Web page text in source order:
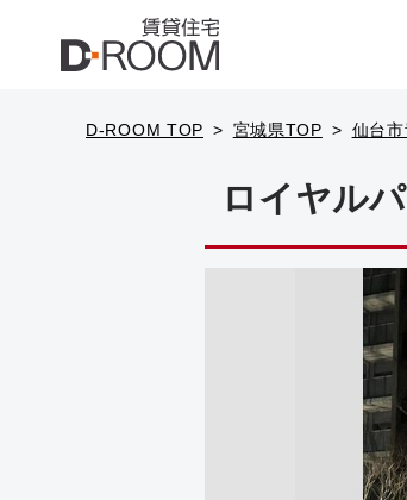
D-ROOM TOP 宮城県TOP 仙台
ロイヤル